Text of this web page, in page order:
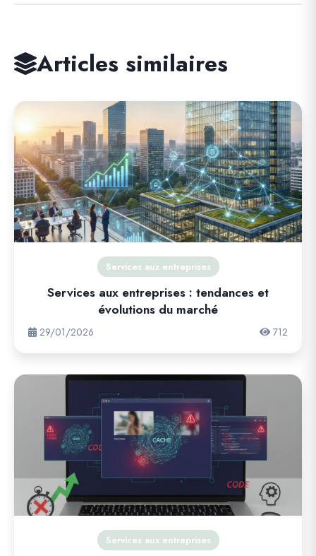
Articles similaires
Services aux entreprises
Services aux entreprises : tendances et
évolutions du marché
29/01/2026 712
Services aux entreprises